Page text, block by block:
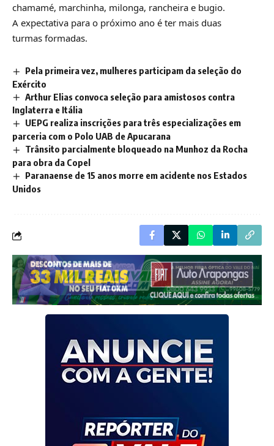
chamamé, marchinha, milonga, rancheira e bugio.
A expectativa para o próximo ano é ter mais duas
turmas formadas.
Pela primeira vez, mulheres participam da seleção do
Exército
Arthur Elias convoca seleção para amistosos contra
Inglaterra e Itália
UEPG realiza inscrições para três especializações em
parceria com o Polo UAB de Apucarana
Trânsito parcialmente bloqueado na Munhoz da Rocha
para obra da Copel
Paranaense de 15 anos morre em acidente nos Estados
Unidos